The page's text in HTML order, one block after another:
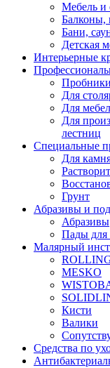
Мебель и
Балконы,
Бани,
Детская
Интерьерные
Для
Для
Для
лестниц
Специальные
Для
Грунт
Абразивы и
Абразивы
Пады для
Малярный
MESKO
Кисти
Валики
Средства по